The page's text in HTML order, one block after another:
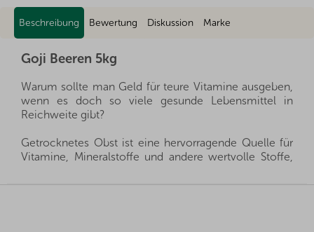
Beschreibung Bewertung Diskussion Marke
Goji Beeren 5kg
Warum sollte man Geld für teure Vitamine ausgeben,
wenn es doch so viele gesunde Lebensmittel in
Reichweite gibt?
Getrocknetes Obst ist eine hervorragende Quelle für
Vitamine, Mineralstoffe und andere wertvolle Stoffe,
stellen können. Es ist eine gesunde Alternative zu